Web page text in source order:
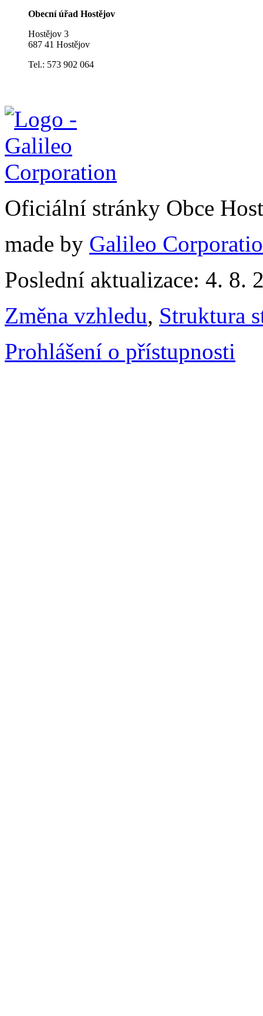
Obecní úřad Hostějov
Hostějov 3
687 41 Hostějov
Tel.: 573 902 064
Oficiální stránky Obce
made by Galileo
Poslední aktualizace: 4. 8.
Změna vzhledu, Struktura
Prohlášení o přístupnosti